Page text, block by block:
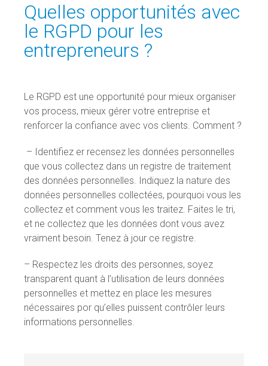
Quelles opportunités avec
le RGPD pour les
entrepreneurs ?
Le RGPD est une opportunité pour mieux organiser
vos process, mieux gérer votre entreprise et
renforcer la confiance avec vos clients. Comment ?
– Identifiez er recensez les données personnelles
que vous collectez dans un registre de traitement
des données personnelles. Indiquez la nature des
données personnelles collectées, pourquoi vous les
collectez et comment vous les traitez. Faites le tri,
et ne collectez que les données dont vous avez
vraiment besoin. Tenez à jour ce registre.
– Respectez les droits des personnes, soyez
transparent quant à l’utilisation de leurs données
personnelles et mettez en place les mesures
nécessaires por qu’elles puissent contrôler leurs
informations personnelles.